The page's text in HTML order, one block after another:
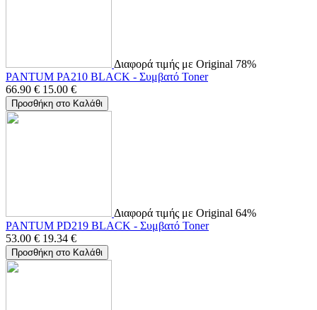
Διαφορά τιμής με Original 78%
PANTUM PA210 BLACK - Συμβατό Toner
66.90 € 15.00 €
Προσθήκη στο Καλάθι
Διαφορά τιμής με Original 64%
PANTUM PD219 BLACK - Συμβατό Toner
53.00 € 19.34 €
Προσθήκη στο Καλάθι